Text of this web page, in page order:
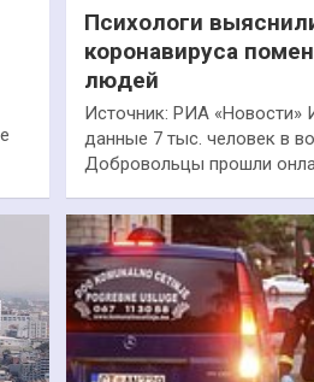
Психологи
коронавируса
людей
Источник: РИА «Новости»
данные 7 тыс. человек в
Добровольцы прошли